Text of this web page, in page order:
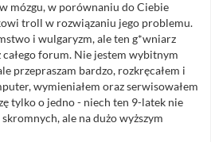
mózgu, w porównaniu do Ciebie
troll w rozwiązaniu jego problemu.
i wulgaryzm, ale ten g*wniarz
forum. Nie jestem wybitnym
przepraszam bardzo, rozkręcałem i
wymieniałem oraz serwisowałem
tylko o jedno - niech ten 9-latek nie
ale na dużo wyższym